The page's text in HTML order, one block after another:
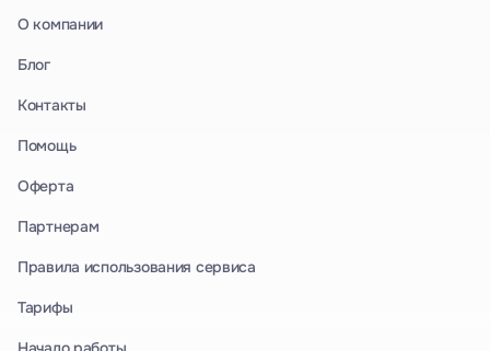
О компании
Блог
Контакты
Помощь
Оферта
Партнерам
Правила использования сервиса
Тарифы